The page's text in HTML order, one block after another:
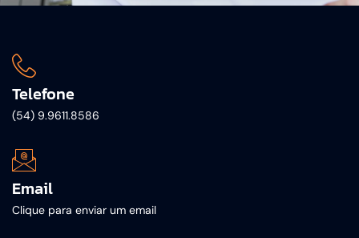
Telefone
(54) 9.9611.8586
Email
Clique para enviar um email